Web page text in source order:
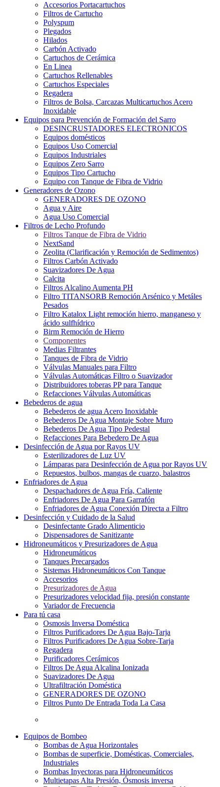
Accesorios Portacartuchos
Filtros de Cartucho
Polyspum
Plegados
Hilados
Carbón Activado
Cartuchos de Cerámica
En Linea
Cartuchos Rellenables
Cartuchos Especiales
Regadera
Filtros de Bolsa, Carcazas Multicartuchos Acero
Inoxidable
Equipos para Prevención de Formación del Sarro
DESINCRUSTADORES ELECTRONICOS
Equipos domésticos
Equipos Uso Comercial
Equipos Industriales
Equipos Zero Sarro
Equipos Tipo Cartucho
Equipo con Tanque de Fibra de Vidrio
Generadores de Ozono
GENERADORES DE OZONO
Agua y Aire
Agua Uso Comercial
Filtros de Lecho Profundo
Filtros Tanque de Fibra de Vidrio
NextSand
Zeolita (Clarificación y Remoción de Sedimentos)
Filtros Carbón Activado
Suavizadores De Agua
Calcita
Filtros Alcalino Aumenta PH
Filtro TITANSORB Remoción Arsénico y Metáles
Pesados
Filtro Katalox Light remoción hierro, manganeso y
ácido sulfhídrico
Birm Remoción de Hierro
Componentes
Medias Filtrantes
Tanques de Fibra de Vidrio
Válvulas Manuales para Filtro
Válvulas Automáticas Filtro o Suavizador
Distribuidores toberas PP para Tanque
Refacciones Válvulas Automáticas
Bebederos de agua
Bebederos de agua Acero Inoxidable
Bebederos De Agua Montaje Sobre Muro
Bebederos De Agua Tipo Pedestal
Refacciones Para Bebedero De Agua
Desinfección de Agua por Rayos UV
Esterilizadores de Luz UV
Lámparas para Desinfección de Agua por Rayos UV
Repuestos, bulbos, mangas de cuarzo, balastros
Enfriadores de Agua
Despachadores de Agua Fría, Caliente
Enfriadores De Agua Para Garrafón
Enfriadores de Agua Conexión Directa a Filtro
Desinfección y Cuidado de la Salud
Desinfectante Grado Alimenticio
Dispensadores de Sanitizante
Hidroneumáticos y Presurizadores de Agua
Hidroneumáticos
Tanques Precargados
Sistemas Hidroneumáticos Con Tanque
Accesorios
Presurizadores de Agua
Presurizadores velocidad fija, presión constante
Variador de Frecuencia
Para tú casa
Osmosis Inversa Doméstica
Filtros Purificadores De Agua Bajo-Tarja
Filtros Purificadores De Agua Sobre-Tarja
Regadera
Purificadores Cerámicos
Filtros De Agua Alcalina Ionizada
Suavizadores De Agua
Ultrafiltración Doméstica
GENERADORES DE OZONO
Filtros Punto De Entrada Toda La Casa
Equipos de Bombeo
Bombas de Agua Horizontales
Bombas de superficie, Domésticas, Comerciales,
Industriales
Bombas Inyectoras para Hidroneumáticos
Multietapas Alta Presión, Ósmosis inversa